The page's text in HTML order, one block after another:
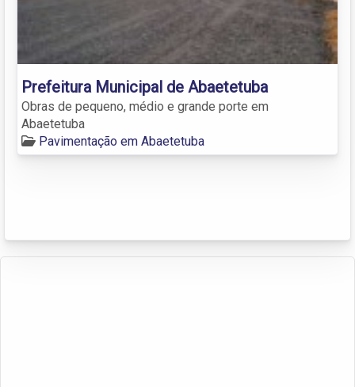
Prefeitura Municipal de Abaetetuba
Obras de pequeno, médio e grande porte em
Abaetetuba
Pavimentação em Abaetetuba